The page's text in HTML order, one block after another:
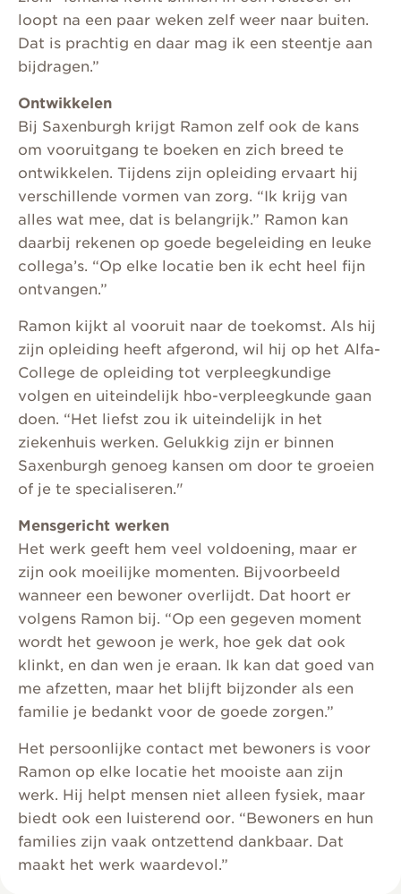
loopt na een paar weken zelf weer naar buiten.
Dat is prachtig en daar mag ik een steentje aan
bijdragen.”
Ontwikkelen
Bij Saxenburgh krijgt Ramon zelf ook de kans
om vooruitgang te boeken en zich breed te
ontwikkelen. Tijdens zijn opleiding ervaart hij
verschillende vormen van zorg. “Ik krijg van
alles wat mee, dat is belangrijk.” Ramon kan
daarbij rekenen op goede begeleiding en leuke
collega’s. “Op elke locatie ben ik echt heel fijn
ontvangen.”
Ramon kijkt al vooruit naar de toekomst. Als hij
zijn opleiding heeft afgerond, wil hij op het Alfa-
College de opleiding tot verpleegkundige
volgen en uiteindelijk hbo-verpleegkunde gaan
doen. “Het liefst zou ik uiteindelijk in het
ziekenhuis werken. Gelukkig zijn er binnen
Saxenburgh genoeg kansen om door te groeien
of je te specialiseren."
Mensgericht werken
Het werk geeft hem veel voldoening, maar er
zijn ook moeilijke momenten. Bijvoorbeeld
wanneer een bewoner overlijdt. Dat hoort er
volgens Ramon bij. “Op een gegeven moment
wordt het gewoon je werk, hoe gek dat ook
klinkt, en dan wen je eraan. Ik kan dat goed van
me afzetten, maar het blijft bijzonder als een
familie je bedankt voor de goede zorgen.”
Het persoonlijke contact met bewoners is voor
Ramon op elke locatie het mooiste aan zijn
werk. Hij helpt mensen niet alleen fysiek, maar
biedt ook een luisterend oor. “Bewoners en hun
families zijn vaak ontzettend dankbaar. Dat
maakt het werk waardevol.”